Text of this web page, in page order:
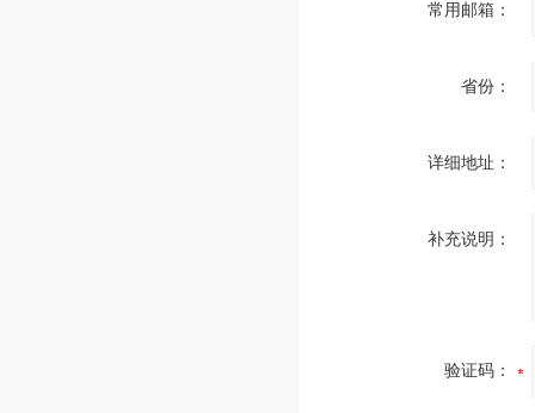
常用邮箱：
省份：
详细地址：
补充说明：
验证码：